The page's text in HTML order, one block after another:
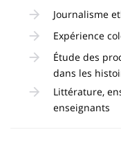
Journalisme
Expérience
Étude des
dans les
Littérature,
enseignants